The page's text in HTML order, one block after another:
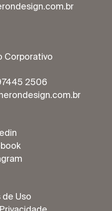
Corporativo
2506
de Uso